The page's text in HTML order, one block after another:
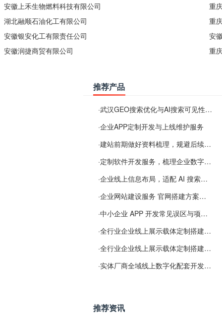
安徽上禾生物燃料科技有限公司
湖北融顺石油化工有限公司
安徽银安化工有限责任公司
安徽润捷商贸有限公司
重
重
安
重
推荐产品
·武汉GEO搜索优化与AI搜索可见性服务
·企业APP定制开发与上线维护服务
·建站前期做好资料梳理，规避后续各类使用难题
·定制软件开发服务，梳理企业数字化落地常见难点
·企业线上信息布局，适配 AI 搜索需要留意这些要点
·企业网站建设服务 官网搭建方案经验分享
·中小企业 APP 开发常见误区与项目规划实用经验
·全行业企业线上展示载体定制搭建服务
·全行业企业线上展示载体定制搭建服务
·实体厂商全域线上数字化配套开发与地域检索优化服务
推荐资讯